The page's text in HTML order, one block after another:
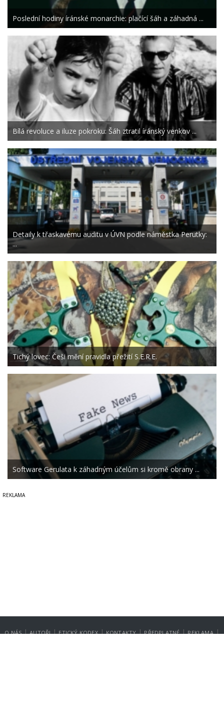
Poslední hodiny íránské monarchie: plačící šáh a záhadná ...
Bílá revoluce a iluze pokroku: Šáh ztratil íránský venkov ...
Detaily k třaskavému auditu v ÚVN podle náměstka Perutky:
...
Tichý lovec: Češi mění pravidla přežití S.E.R.E.
Software Gerulata k záhadným účelům si kromě obrany ...
O NÁS | AUTOŘI | ETICKÝ KODEX | KONTAKTY | PŘEDPLATNÉ | REKLAMA |